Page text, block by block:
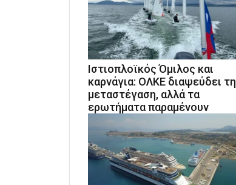
Ιστιοπλοϊκός Όμιλος και
καρνάγια: ΟΛΚΕ διαψεύδει τη
μεταστέγαση, αλλά τα
ερωτήματα παραμένουν